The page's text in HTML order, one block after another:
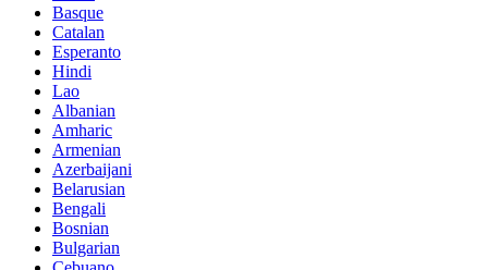
Basque
Catalan
Esperanto
Hindi
Lao
Albanian
Amharic
Armenian
Azerbaijani
Belarusian
Bengali
Bosnian
Bulgarian